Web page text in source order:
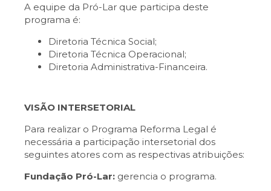
A equipe da Pró-Lar que participa deste
programa é:
Diretoria Técnica Social;
Diretoria Técnica Operacional;
Diretoria Administrativa-Financeira.
VISÃO INTERSETORIAL
Para realizar o Programa Reforma Legal é
necessária a participação intersetorial dos
seguintes atores com as respectivas atribuições:
Fundação Pró-Lar: gerencia o programa.